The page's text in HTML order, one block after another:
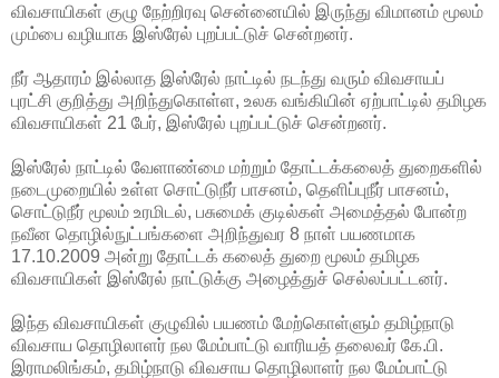
விவசாயிகள் குழு நேற்றிரவு சென்னையில் இருந்து விமானம் மூலம்
மும்பை வழியாக இஸ்ரேல் புறப்பட்டுச் சென்றனர்.
நீர் ஆதாரம் இல்லாத இஸ்ரேல் நாட்டில் நடந்து வரும் விவசாயப்
புரட்சி குறித்து அறிந்துகொள்ள, உலக வங்கியின் ஏற்பாட்டில் தமிழக
விவசாயிகள் 21 பேர், இஸ்ரேல் புறப்பட்டுச் சென்றனர்.
இஸ்ரேல் நாட்டில் வேளாண்மை மற்றும் தோட்டக்கலைத் துறைகளில்
நடைமுறையில் உள்ள சொட்டுநீர் பாசனம், தெளிப்புநீர் பாசனம்,
சொட்டுநீர் மூலம் உரமிடல், பசுமைக் குடில்கள் அமைத்தல் போன்ற
நவீன தொழில்நுட்பங்களை அறிந்துவர 8 நாள் பயணமாக
17.10.2009 அன்று தோட்டக் கலைத் துறை மூலம் தமிழக
விவசாயிகள் இஸ்ரேல் நாட்டுக்கு அழைத்துச் செல்லப்பட்டனர்.
இந்த விவசாயிகள் குழுவில் பயணம் மேற்கொள்ளும் தமிழ்நாடு
விவசாய தொழிலாளர் நல மேம்பாட்டு வாரியத் தலைவர் கே.பி.
இராமலிங்கம், தமிழ்நாடு விவசாய தொழிலாளர் நல மேம்பாட்டு